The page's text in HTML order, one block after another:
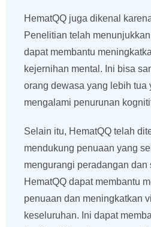
HematQQ juga dikenal
Penelitian telah
dapat membantu
kejernihan mental. Ini bisa
orang dewasa yang lebih tua
mengalami penurunan
Selain itu, HematQQ telah
mendukung penuaan yang
mengurangi peradangan dan
HematQQ dapat membantu
penuaan dan meningkatkan
keseluruhan. Ini dapat